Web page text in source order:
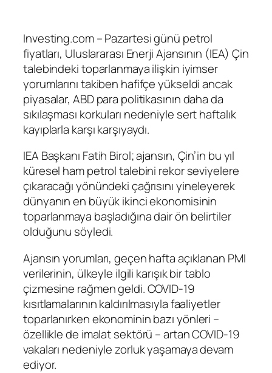
Investing.com – Pazartesi günü petrol
fiyatları, Uluslararası Enerji Ajansının (IEA) Çin
talebindeki toparlanmaya ilişkin iyimser
yorumlarını takiben hafifçe yükseldi ancak
piyasalar, ABD para politikasının daha da
sıkılaşması korkuları nedeniyle sert haftalık
kayıplarla karşı karşıyaydı.
IEA Başkanı Fatih Birol; ajansın, Çin’in bu yıl
küresel ham petrol talebini rekor seviyelere
çıkaracağı yönündeki çağrısını yineleyerek
dünyanın en büyük ikinci ekonomisinin
toparlanmaya başladığına dair ön belirtiler
olduğunu söyledi.
Ajansın yorumları, geçen hafta açıklanan PMI
verilerinin, ülkeyle ilgili karışık bir tablo
çizmesine rağmen geldi. COVID-19
kısıtlamalarının kaldırılmasıyla faaliyetler
toparlanırken ekonominin bazı yönleri –
özellikle de imalat sektörü – artan COVID-19
vakaları nedeniyle zorluk yaşamaya devam
ediyor.